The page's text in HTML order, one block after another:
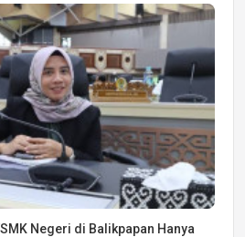
Negeri di Balikpapan Hanya